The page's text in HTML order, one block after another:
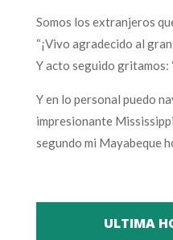
Somos los extranjeros
“¡Vivo agradecido al
Y acto seguido gritamos:
Y en lo personal puedo
impresionante
segundo mi Mayabeque
ULTIMA